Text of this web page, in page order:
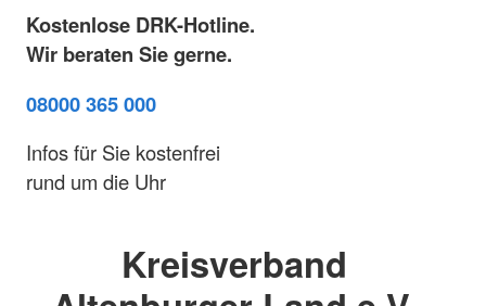
Kostenlose DRK-Hotline.
Wir beraten Sie gerne.
08000 365 000
Infos für Sie kostenfrei
rund um die Uhr
Kreisverband